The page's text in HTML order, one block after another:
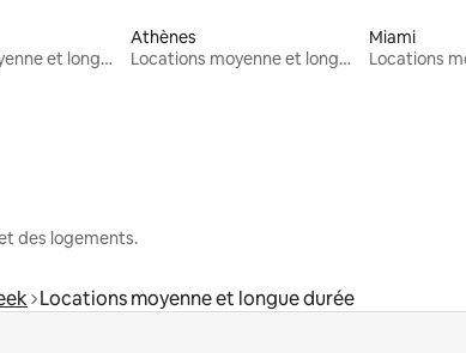
Locations moyenne et longue durée
Athènes
Locations moyenne et longue durée
Miami
des logements.
Locations moyenne et longue durée